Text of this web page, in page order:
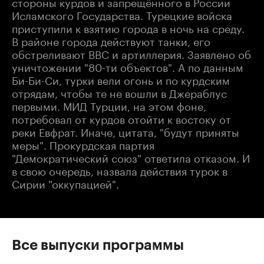
Исламского Государства. Турецкие войска
приступили к взятию города в ночь на среду.
В районе города действуют танки, его
обстреливают ВВС и артиллерия. Заявлено об
уничтожении "80-ти объектов". А по данным
Би-Би-Си, турки вели огонь и по курдским
отрядам, чтобы те не вошли в Джераблус
первыми. МИД Турции, на этом фоне,
потребовал от курдов отойти к востоку от
реки Евфрат. Иначе, цитата, "будут приняты
меры". Прокурдская партия
"Демократический союз" ответила отказом. И
в свою очередь, назвала действия турок в
Сирии "оккупацией".
Все выпуски программы